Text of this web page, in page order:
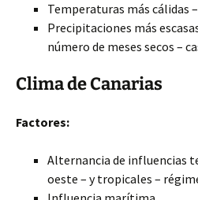
Temperaturas más cálidas
Precipitaciones más
número de meses secos –
Clima de Canarias
Factores:
Alternancia de influencias
oeste – y tropicales –